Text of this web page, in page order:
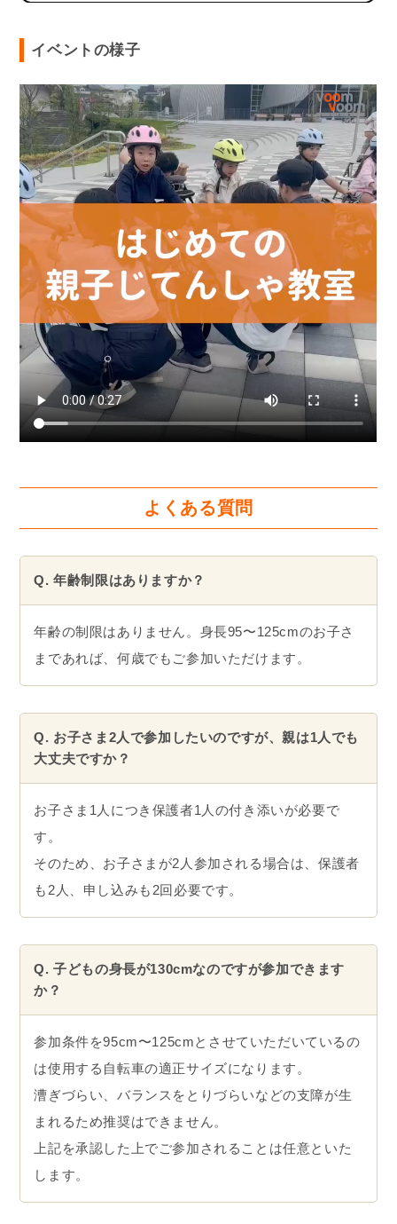
イベントの様子
よくある質問
Q. 年齢制限はありますか？
年齢の制限はありません。身長95〜125cmのお子さ
まであれば、何歳でもご参加いただけます。
Q. お子さま2人で参加したいのですが、親は1人でも
大丈夫ですか？
お子さま1人につき保護者1人の付き添いが必要で
す。
そのため、お子さまが2人参加される場合は、保護者
も2人、申し込みも2回必要です。
Q. 子どもの身長が130cmなのですが参加できます
か？
参加条件を95cm〜125cmとさせていただいているの
は使用する自転車の適正サイズになります。
漕ぎづらい、バランスをとりづらいなどの支障が生
まれるため推奨はできません。
上記を承認した上でご参加されることは任意といた
します。